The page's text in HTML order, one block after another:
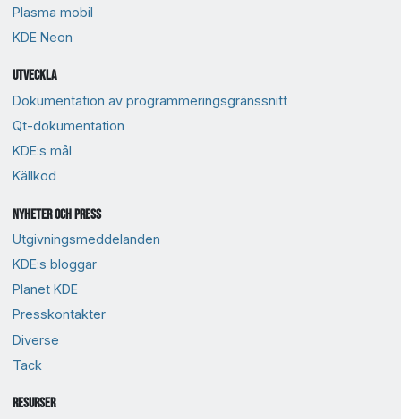
Plasma mobil
KDE Neon
Utveckla
Dokumentation av programmeringsgränssnitt
Qt-dokumentation
KDE:s mål
Källkod
Nyheter och press
Utgivningsmeddelanden
KDE:s bloggar
Planet KDE
Presskontakter
Diverse
Tack
Resurser